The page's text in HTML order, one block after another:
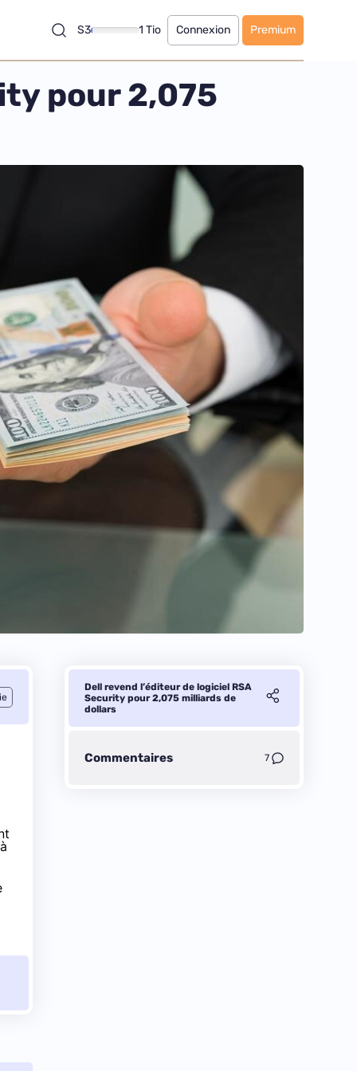
S3 1 Tio Connexion Premium
pour 2,075
Dell revend l’éditeur de logiciel RSA
Security pour 2,075 milliards de
dollars
Commentaires 7